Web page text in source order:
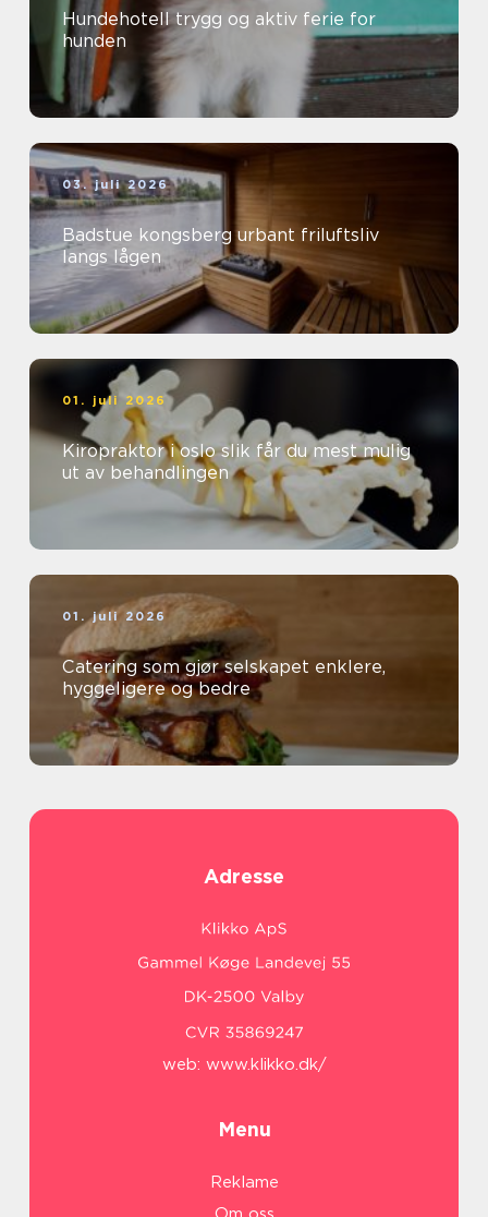
Hundehotell trygg og aktiv ferie for
hunden
03. juli 2026
Badstue kongsberg urbant friluftsliv
langs lågen
01. juli 2026
Kiropraktor i oslo slik får du mest mulig
ut av behandlingen
01. juli 2026
Catering som gjør selskapet enklere,
hyggeligere og bedre
Adresse
web: www.klikko.dk/
Menu
Reklame